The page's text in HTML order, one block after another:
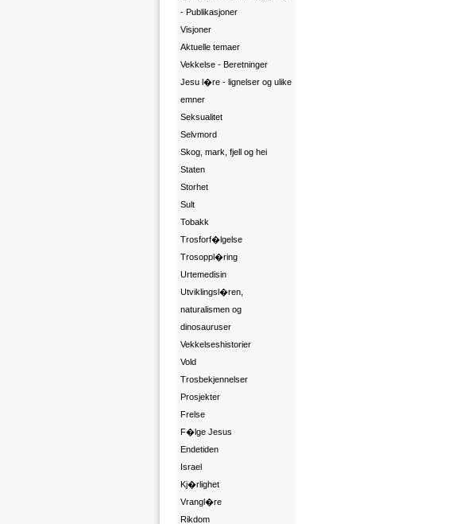
- Publikasjoner
Visjoner
Aktuelle temaer
Vekkelse - Beretninger
Jesu l�re - lignelser og ulike
emner
Seksualitet
Selvmord
Skog, mark, fjell og hei
Staten
Storhet
Sult
Tobakk
Trosforf�lgelse
Trosoppl�ring
Urtemedisin
Utviklingsl�ren,
naturalismen og
dinosauruser
Vekkelseshistorier
Vold
Trosbekjennelser
Prosjekter
Frelse
F�lge Jesus
Endetiden
Israel
Kj�rlighet
Vrangl�re
Rikdom